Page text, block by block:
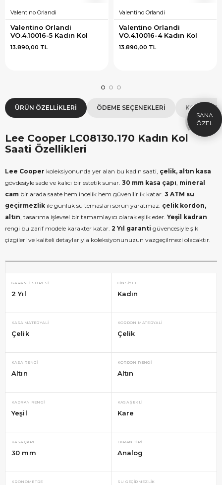
Valentino Orlandi
Valentino Orlandi
VO.4.10016-5 Kadın Kol
Saati
13.890,00 TL
Valentino Orlandi
Valentino Orlandi
VO.4.10016-4 Kadın Kol
Saati
13.890,00 TL
ÜRÜN ÖZELLIKLERI ÖDEME SEÇENEKLERI KOLAY
Lee Cooper LC08130.170 Kadın Kol
Saati Özellikleri
Lee Cooper koleksiyonunda yer alan bu kadın saati, çelik, altın kasa
gövdesiyle sade ve kalıcı bir estetik sunar. 30 mm kasa çapı, mineral
cam bir arada saate hem incelik hem güvenilirlik katar. 3 ATM su
geçirmezlik ile günlük su temasları sorun yaratmaz. çelik kordon,
altın, tasarıma işlevsel bir tamamlayıcı olarak eşlik eder. Yeşil kadran
rengi bu zarif modele karakter katar. 2 Yıl garanti güvencesiyle şık
çizgileri ve kaliteli detaylarıyla koleksiyonunuzun vazgeçilmezi olacaktır.
GARANTI SÜRESI
2 Yıl
CINSIYET
Kadın
KASA MATERYALI
Çelik
KORDON MATERYALI
Çelik
KASA RENGI
Altın
KORDON RENGI
Altın
KADRAN RENGI
Yeşil
KASA ŞEKLI
Kare
KASA ÇAPI
30 mm
EKRAN TIPI
Analog
KRONOMETRE SU GEÇIRMEZLIK
HEDIYE
ÇEKI
1.000 TL Hediye Çeki
HEDIYE1000